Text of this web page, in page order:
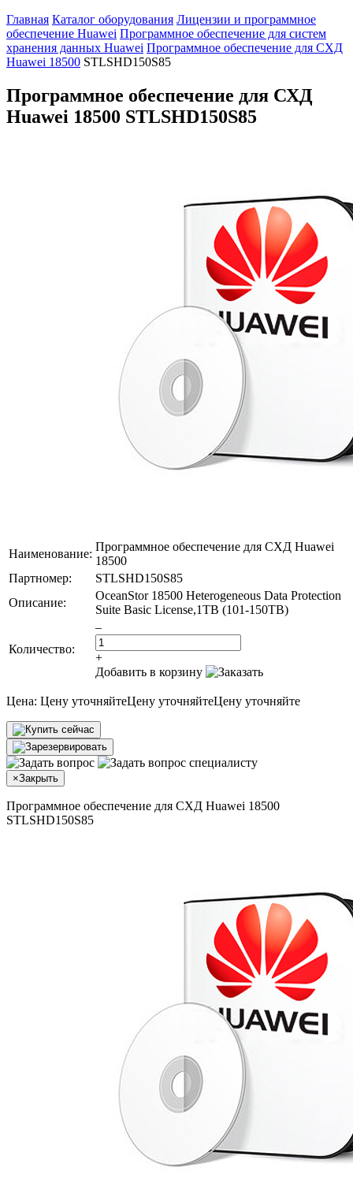
Главная Каталог оборудования Лицензии и программное
обеспечение Huawei Программное обеспечение для систем
хранения данных Huawei Программное обеспечение для СХД
Huawei 18500 STLSHD150S85
Программное обеспечение для СХД
Huawei 18500 STLSHD150S85
Наименование:
Программное обеспечение для СХД Huawei
18500
Партномер:
STLSHD150S85
Описание:
OceanStor 18500 Heterogeneous Data Protection
Suite Basic License,1TB (101-150TB)
Количество:
–
+
Добавить в корзину
Цена: Цену уточняйтеЦену уточняйтеЦену уточняйте
×Закрыть
Программное обеспечение для СХД Huawei 18500
STLSHD150S85